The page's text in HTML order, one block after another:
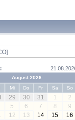
August 2026
Mi Do Fr Sa So
29 30 31 1
2
5 6 7 8
9
12 13 14 15
16